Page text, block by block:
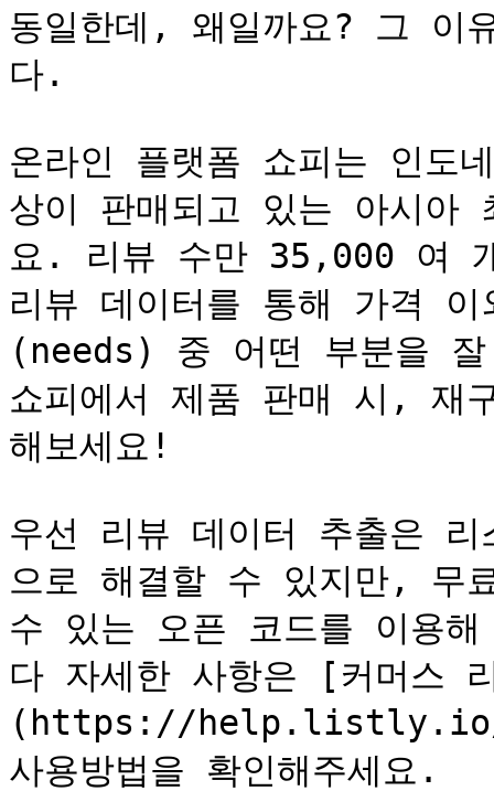
동일한데, 왜일까요? 그 이
다.
온라인 플랫폼 쇼피는 인도
상이 판매되고 있는 아시아
요. 리뷰 수만 35,000 여
리뷰 데이터를 통해 가격
(needs) 중 어떤 부분을 잘
쇼피에서 제품 판매 시, 재
해보세요!
우선 리뷰 데이터 추출은
으로 해결할 수 있지만, 무
수 있는 오픈 코드를 이용
다 자세한 사항은 [커머스
(https://help.listly.io/
사용방법을 확인해주세요.